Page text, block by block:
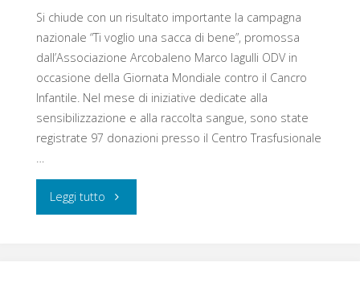
alla
Camera
dei
Deputati"
Si chiude con un risultato importante la campagna
nazionale “Ti voglio una sacca di bene”, promossa
dall’Associazione Arcobaleno Marco Iagulli ODV in
occasione della Giornata Mondiale contro il Cancro
Infantile. Nel mese di iniziative dedicate alla
sensibilizzazione e alla raccolta sangue, sono state
registrate 97 donazioni presso il Centro Trasfusionale
Leggi tutto "“Ti